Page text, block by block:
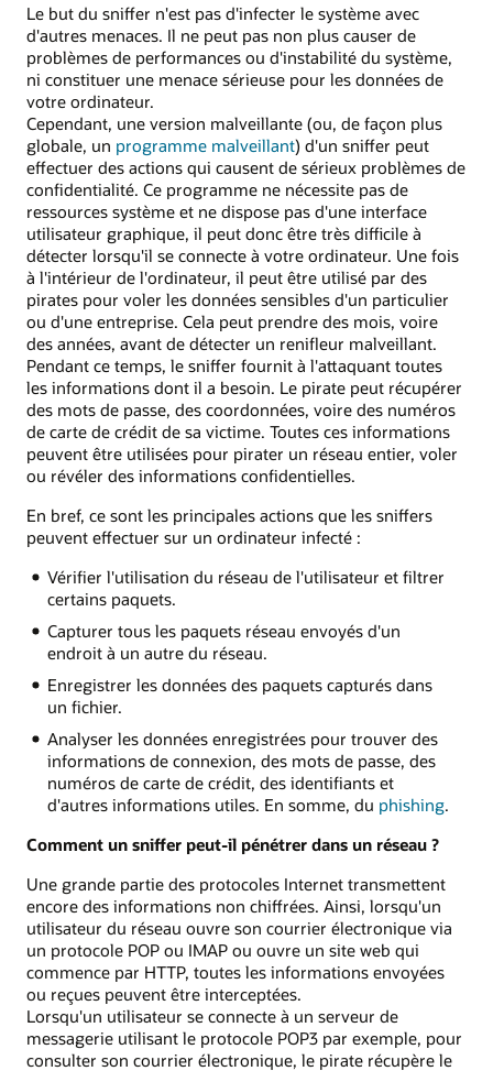
Le but du sniffer n'est pas d'infecter le système avec
d'autres menaces. Il ne peut pas non plus causer de
problèmes de performances ou d'instabilité du système,
ni constituer une menace sérieuse pour les données de
votre ordinateur.
Cependant, une version malveillante (ou, de façon plus
globale, un programme malveillant) d'un sniffer peut
effectuer des actions qui causent de sérieux problèmes de
confidentialité. Ce programme ne nécessite pas de
ressources système et ne dispose pas d'une interface
utilisateur graphique, il peut donc être très difficile à
détecter lorsqu'il se connecte à votre ordinateur. Une fois
à l'intérieur de l'ordinateur, il peut être utilisé par des
pirates pour voler les données sensibles d'un particulier
ou d'une entreprise. Cela peut prendre des mois, voire
des années, avant de détecter un renifleur malveillant.
Pendant ce temps, le sniffer fournit à l'attaquant toutes
les informations dont il a besoin. Le pirate peut récupérer
des mots de passe, des coordonnées, voire des numéros
de carte de crédit de sa victime. Toutes ces informations
peuvent être utilisées pour pirater un réseau entier, voler
ou révéler des informations confidentielles.
En bref, ce sont les principales actions que les sniffers
peuvent effectuer sur un ordinateur infecté :
Vérifier l'utilisation du réseau de l'utilisateur et filtrer
certains paquets.
Capturer tous les paquets réseau envoyés d'un
endroit à un autre du réseau.
Enregistrer les données des paquets capturés dans
un fichier.
Analyser les données enregistrées pour trouver des
informations de connexion, des mots de passe, des
numéros de carte de crédit, des identifiants et
d'autres informations utiles. En somme, du phishing.
Comment un sniffer peut-il pénétrer dans un réseau ?
Une grande partie des protocoles Internet transmettent
encore des informations non chiffrées. Ainsi, lorsqu'un
utilisateur du réseau ouvre son courrier électronique via
un protocole POP ou IMAP ou ouvre un site web qui
commence par HTTP, toutes les informations envoyées
ou reçues peuvent être interceptées.
Lorsqu'un utilisateur se connecte à un serveur de
messagerie utilisant le protocole POP3 par exemple, pour
consulter son courrier électronique, le pirate récupère le